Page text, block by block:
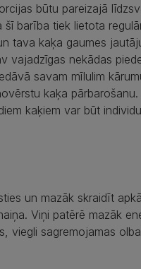
būtu pareizajā
barība tiek lietota
tava kaķa gaumes
vajadzīgas nekādas
savam mīlulim
kaķa
kaķiem var būt
un mazāk skraidīt
Viņi patērē mazāk
viegli sagremojamas